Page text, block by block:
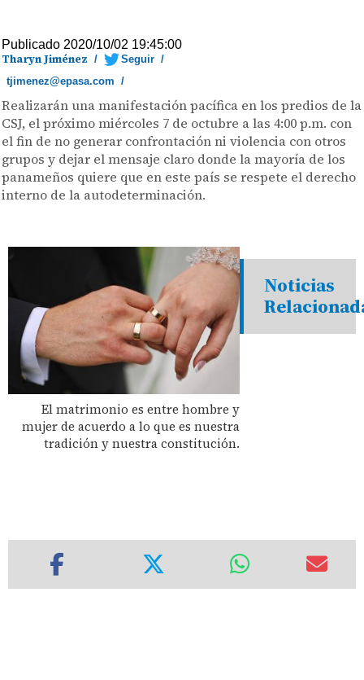
Publicado 2020/10/02 19:45:00
Tharyn Jiménez / Seguir /
tjimenez@epasa.com /
Realizarán una manifestación pacífica en los predios de la
CSJ, el próximo miércoles 7 de octubre a las 4:00 p.m. con
el fin de no generar confrontación ni violencia con otros
grupos y dejar el mensaje claro donde la mayoría de los
panameños quiere que en este país se respete el derecho
interno de la autodeterminación.
El matrimonio es entre hombre y
mujer de acuerdo a lo que es nuestra
tradición y nuestra constitución.
Noticias